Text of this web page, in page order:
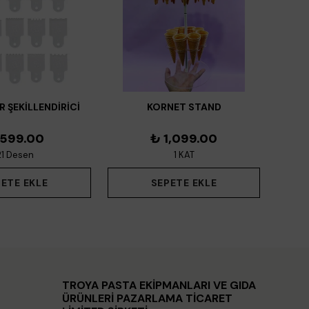
ŞEKİLLENDİRİCİ
Desen
EKLE
KORNET STAND
₺ 1,099.00
1 KAT
SEPETE EKLE
TROYA PASTA EKİPMANLARI VE GIDA
ÜRÜNLERİ PAZARLAMA TİCARET